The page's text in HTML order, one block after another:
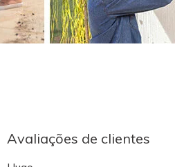
Avaliações de clientes